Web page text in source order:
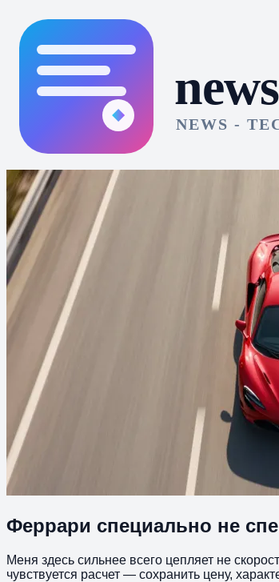
Феррари специально не
Меня здесь сильнее всего цепляет не
чувствуется расчет — сохранить цену,